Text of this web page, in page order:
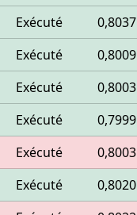
Exécuté 0,8037
Exécuté 0,8009
Exécuté 0,8003
Exécuté 0,7999
Exécuté 0,8003
Exécuté 0,8020